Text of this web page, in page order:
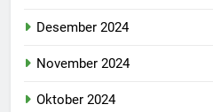
Desember 2024
November 2024
Oktober 2024